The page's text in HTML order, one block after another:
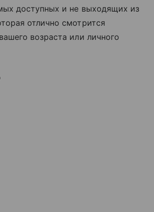
доступных и не выходящих из
отлично смотрится
возраста или личного